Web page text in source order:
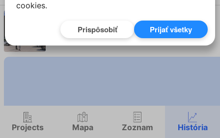
plocha
dátum pridania
4-izbový byt
interiér 97 m²
Bory - B2 - B2.06.D
Projects Mapa Zoznam História
cookies.